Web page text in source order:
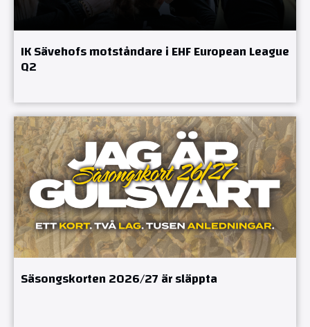
IK Sävehofs motståndare i EHF European League
Q2
Säsongskorten 2026/27 är släppta